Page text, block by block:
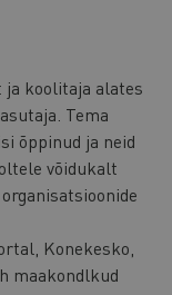
koolitaja alates
Tema
õppinud ja neid
võidukalt
Konekesko,
maakondlkud